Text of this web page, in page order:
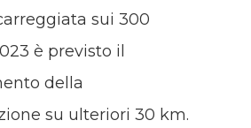
sui 300
è previsto il
della
su ulteriori 30 km.